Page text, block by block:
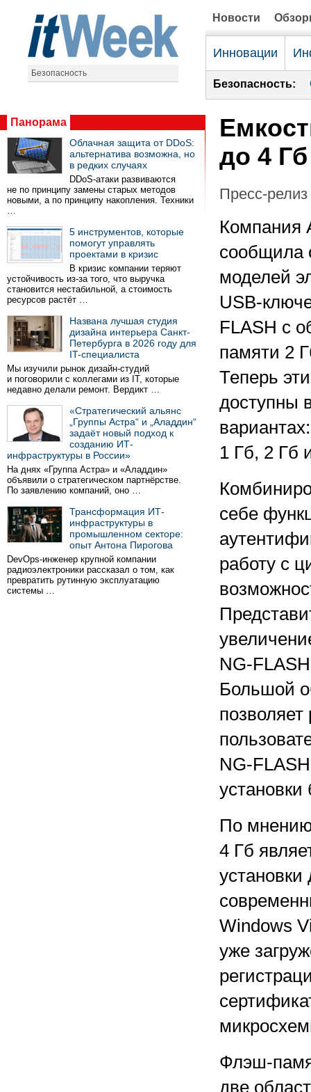
Безопасность
Новости
Инновации
Безопасность:
Панорама
Облачная защита от DDoS:
альтернатива возможна, но
в редких случаях
DDoS-атаки развиваются
не по принципу замены старых методов
новыми, а по принципу накопления. Техники
…
5 инструментов, которые
помогут управлять
проектами в кризис
В кризис компании теряют
устойчивость из-за того, что выручка
становится нестабильной, а стоимость
ресурсов растёт …
Названа лучшая студия
дизайна интерьера Санкт-
Петербурга в 2026 году для
IT-специалиста
Мы изучили рынок дизайн-студий
и поговорили с коллегами из IT, которые
недавно делали ремонт. Вердикт …
«Стратегический альянс
„Группы Астра“ и „Аладдин“
задаёт новый подход к
созданию ИТ-
инфраструктуры в России»
На днях «Группа Астра» и «Аладдин»
объявили о стратегическом партнёрстве.
По заявлению компаний, оно …
Трансформация ИТ-
инфраструктуры в
промышленном секторе:
опыт Антона Пирогова
DevOps-инженер крупной компании
радиоэлектроники рассказал о том, как
превратить рутинную эксплуатацию
системы …
до 4 Гб
Пресс-
Компания
сообщила
моделей
USB-
FLASH с
памяти 2
Теперь
доступны
1 Гб, 2 Гб
себе
работу с
NG-
Большой
NG-
установки
По
4 Гб
Windows
уже
Флэш-
две